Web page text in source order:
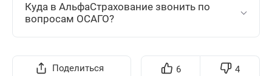
Куда в АльфаСтрахование звонить по
вопросам ОСАГО?
Поделиться 6 4